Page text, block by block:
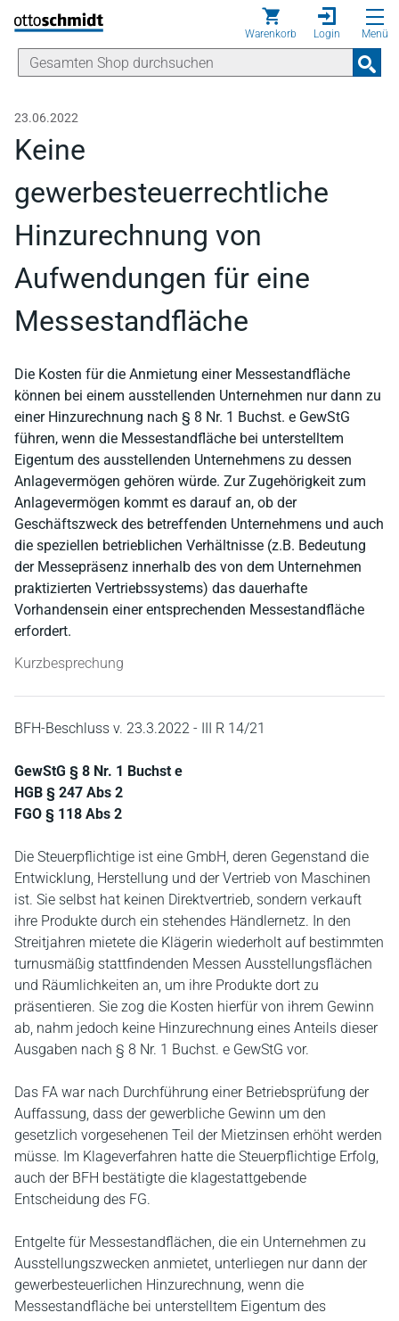
Direkt zum Inhalt
Warenkorb Login Menü
23.06.2022
Keine
gewerbesteuerrechtliche
Hinzurechnung von
Aufwendungen für eine
Messestandfläche
Die Kosten für die Anmietung einer Messestandfläche
können bei einem ausstellenden Unternehmen nur dann zu
einer Hinzurechnung nach § 8 Nr. 1 Buchst. e GewStG
führen, wenn die Messestandfläche bei unterstelltem
Eigentum des ausstellenden Unternehmens zu dessen
Anlagevermögen gehören würde. Zur Zugehörigkeit zum
Anlagevermögen kommt es darauf an, ob der
Geschäftszweck des betreffenden Unternehmens und auch
die speziellen betrieblichen Verhältnisse (z.B. Bedeutung
der Messepräsenz innerhalb des von dem Unternehmen
praktizierten Vertriebssystems) das dauerhafte
Vorhandensein einer entsprechenden Messestandfläche
erfordert.
Kurzbesprechung
BFH-Beschluss v. 23.3.2022 - III R 14/21
GewStG § 8 Nr. 1 Buchst e
HGB § 247 Abs 2
FGO § 118 Abs 2
Die Steuerpflichtige ist eine GmbH, deren Gegenstand die
Entwicklung, Herstellung und der Vertrieb von Maschinen
ist. Sie selbst hat keinen Direktvertrieb, sondern verkauft
ihre Produkte durch ein stehendes Händlernetz. In den
Streitjahren mietete die Klägerin wiederholt auf bestimmten
turnusmäßig stattfindenden Messen Ausstellungsflächen
und Räumlichkeiten an, um ihre Produkte dort zu
präsentieren. Sie zog die Kosten hierfür von ihrem Gewinn
ab, nahm jedoch keine Hinzurechnung eines Anteils dieser
Ausgaben nach § 8 Nr. 1 Buchst. e GewStG vor.
Das FA war nach Durchführung einer Betriebsprüfung der
Auffassung, dass der gewerbliche Gewinn um den
gesetzlich vorgesehenen Teil der Mietzinsen erhöht werden
müsse. Im Klageverfahren hatte die Steuerpflichtige Erfolg,
auch der BFH bestätigte die klagestattgebende
Entscheidung des FG.
Entgelte für Messestandflächen, die ein Unternehmen zu
Ausstellungszwecken anmietet, unterliegen nur dann der
gewerbesteuerlichen Hinzurechnung, wenn die
Messestandfläche bei unterstelltem Eigentum des